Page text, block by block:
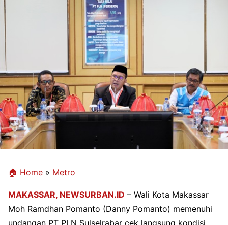
🏠 Home » Metro
MAKASSAR, NEWSURBAN.ID – Wali Kota Makassar
Moh Ramdhan Pomanto (Danny Pomanto) memenuhi
undangan PT PLN Sulselrabar cek langsung kondisi